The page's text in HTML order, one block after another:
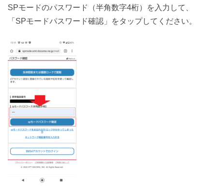
SPモードのパスワード（半角数字4桁）を入力して、
「SPモードパスワード確認」をタップしてください。